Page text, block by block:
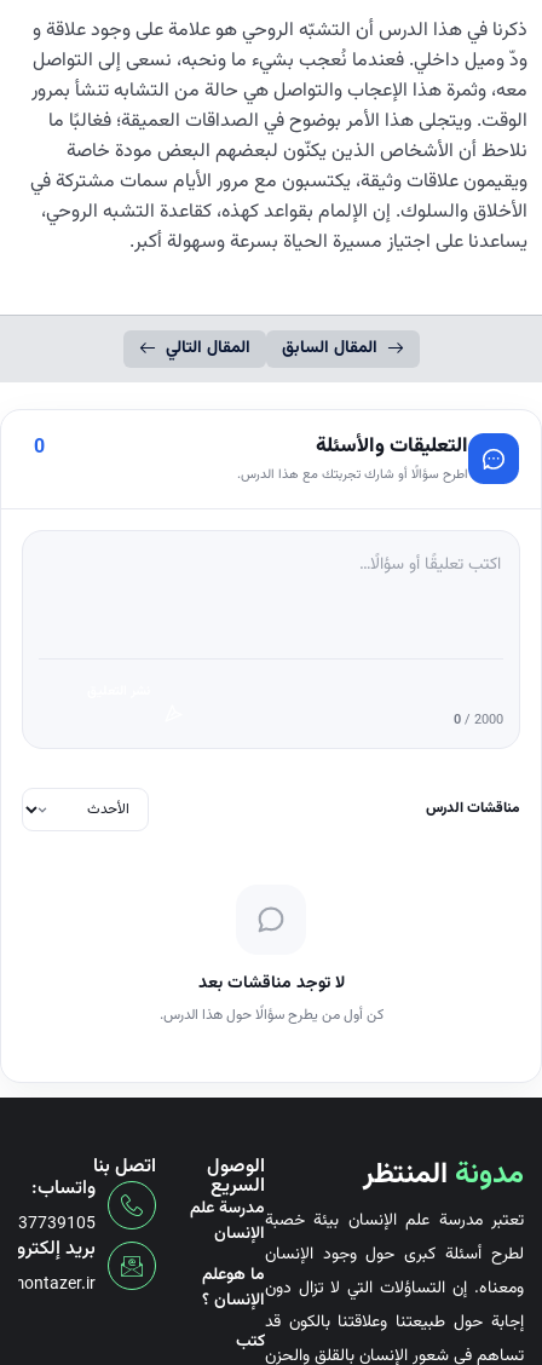
ذكرنا في هذا الدرس أن التشبّه الروحي هو علامة على وجود علاقة و
ودّ وميل داخلي. فعندما نُعجب بشيء ما ونحبه، نسعى إلى التواصل
معه، وثمرة هذا الإعجاب والتواصل هي حالة من التشابه تنشأ بمرور
الوقت. ويتجلى هذا الأمر بوضوح في الصداقات العميقة؛ فغالبًا ما
نلاحظ أن الأشخاص الذين يكنّون لبعضهم البعض مودة خاصة
ويقيمون علاقات وثيقة، يكتسبون مع مرور الأيام سمات مشتركة في
الأخلاق والسلوك. إن الإلمام بقواعد كهذه، كقاعدة التشبه الروحي،
يساعدنا على اجتياز مسيرة الحياة بسرعة وسهولة أكبر.
المقال السابق المقال التالي
التعليقات والأسئلة
اطرح سؤالًا أو شارك تجربتك مع هذا الدرس.
0
0/ 2000
مناقشات الدرس
لا توجد مناقشات بعد
كن أول من يطرح سؤالًا حول هذا الدرس.
مدونة المنتظر
تعتبر مدرسة علم الإنسان بيئة خصبة
لطرح أسئلة كبرى حول وجود الإنسان
ومعناه. إن التساؤلات التي لا تزال دون
إجابة حول طبيعتنا وعلاقتنا بالكون قد
تساهم في شعور الإنسان بالقلق والحزن
الوصول
السريع
مدرسة علم
الإنسان
ما هوعلم
الإنسان ؟
کتب
اتصل بنا
واتساب:
بريد